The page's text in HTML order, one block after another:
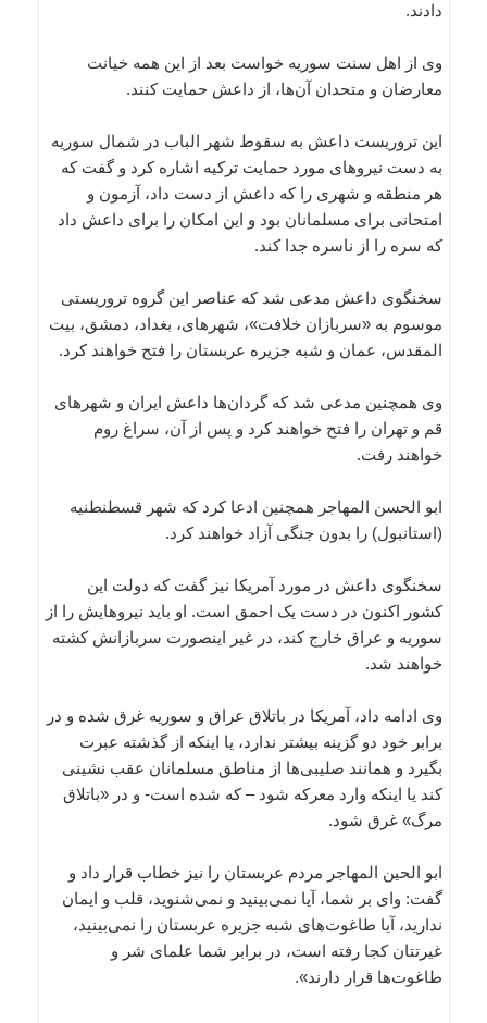
دادند.
وی از اهل سنت سوریه خواست بعد از این همه خیانت
معارضان و متحدان آن‌ها، از داعش حمایت کنند.
این تروریست داعش به سقوط شهر الباب در شمال سوریه
به دست نیروهای مورد حمایت ترکیه اشاره کرد و گفت که
هر منطقه و شهری را که داعش از دست داد، آزمون و
امتحانی برای مسلمانان بود و این امکان را برای داعش داد
که سره را از ناسره جدا کند.
سخنگوی داعش مدعی شد که عناصر این گروه تروریستی
موسوم به «سربازان خلافت»، شهرهای، بغداد، دمشق، بیت
المقدس، عمان و شبه جزیره عربستان را فتح خواهند کرد.
وی همچنین مدعی شد که گردان‌ها داعش ایران و شهرهای
قم و تهران را فتح خواهند کرد و پس از آن، سراغ روم
خواهند رفت.
ابو الحسن المهاجر همچنین ادعا کرد که شهر قسطنطنیه
(استانبول) را بدون جنگی آزاد خواهند کرد.
سخنگوی داعش در مورد آمریکا نیز گفت که دولت این
کشور اکنون در دست یک احمق است. او باید نیروهایش را از
سوریه و عراق خارج کند، در غیر اینصورت سربازانش کشته
خواهند شد.
وی ادامه داد، آمریکا در باتلاق عراق و سوریه غرق شده و در
برابر خود دو گزینه بیشتر ندارد، یا اینکه از گذشته عبرت
بگیرد و همانند صلیبی‌ها از مناطق مسلمانان عقب نشینی
کند یا اینکه وارد معرکه شود – که شده است- و در «باتلاق
مرگ» غرق شود.
ابو الحین المهاجر مردم عربستان را نیز خطاب قرار داد و
گفت:‌ وای بر شما، آیا نمی‌بینید و نمی‌شنوید، قلب و ایمان
ندارید، آیا طاغوت‌های شبه جزیره عربستان را نمی‌بینید،
غیرتتان کجا رفته است، در برابر شما علمای شر و
طاغوت‌ها قرار دارند».